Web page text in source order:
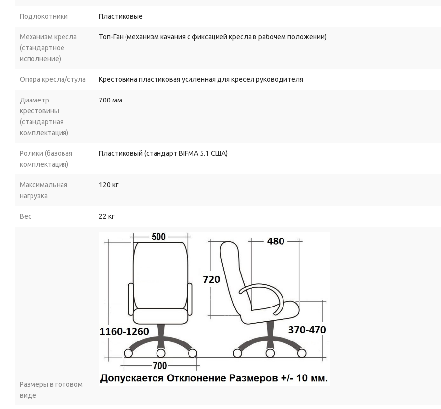
Подлокотники Пластиковые
Механизм кресла
(стандартное
исполнение)
Топ-Ган (механизм качания с фиксацией кресла в рабочем положении)
Опора кресла/стула Крестовина пластиковая усиленная для кресел руководителя
Диаметр
крестовины
(стандартная
комплектация)
700 мм.
Ролики (базовая
комплектация)
Пластиковый (стандарт BIFMA 5.1 США)
Максимальная
нагрузка
120 кг
Вес 22 кг
Размеры в готовом
виде